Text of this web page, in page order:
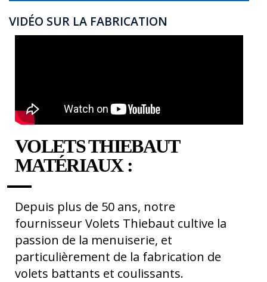
VIDÉO SUR LA FABRICATION
VOLETS THIEBAUT
MATÉRIAUX :
Depuis plus de 50 ans, notre
fournisseur Volets Thiebaut cultive la
passion de la menuiserie, et
particulièrement de la fabrication de
volets battants et coulissants.